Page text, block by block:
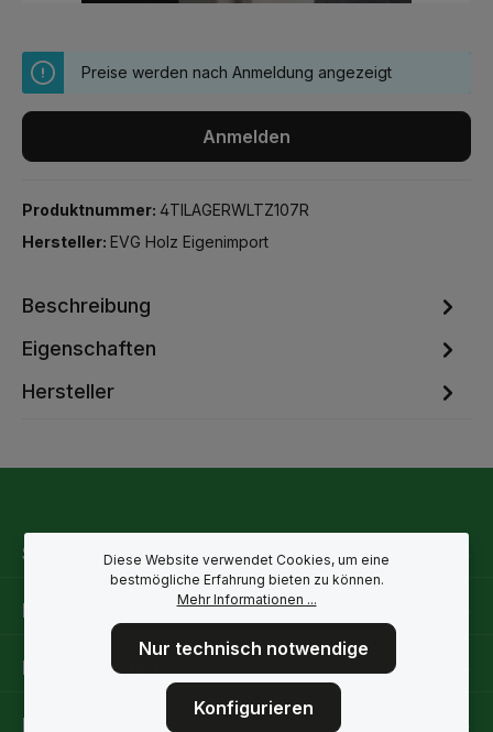
Preise werden nach Anmeldung angezeigt
Anmelden
Produktnummer: 4TILAGERWLTZ107R
Hersteller: EVG Holz Eigenimport
Beschreibung
Eigenschaften
Hersteller
Service-Hotline
Rechtliche Hinweise
Informationen
Folge uns
Diese Website verwendet Cookies, um eine
bestmögliche Erfahrung bieten zu können.
Mehr Informationen ...
Nur technisch notwendige
Konfigurieren